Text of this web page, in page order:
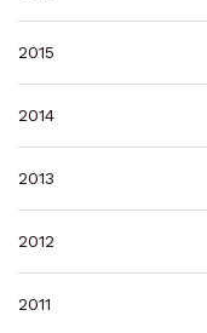
2015
2014
2013
2012
2011